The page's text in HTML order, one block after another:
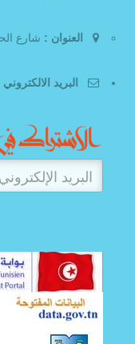
العنوان : شارع
البريد